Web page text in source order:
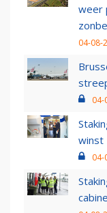
weer
04-08-
04-
winst
04-